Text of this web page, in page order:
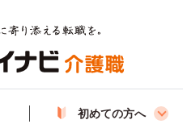
初めての方へ